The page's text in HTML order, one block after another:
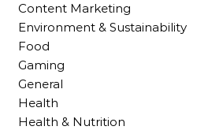
Content Marketing
Environment & Sustainability
Food
Gaming
General
Health
Health & Nutrition